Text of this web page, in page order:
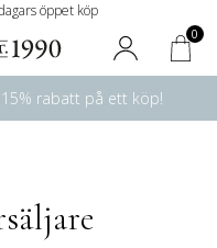
öppet köp
0
rabatt på ett köp!